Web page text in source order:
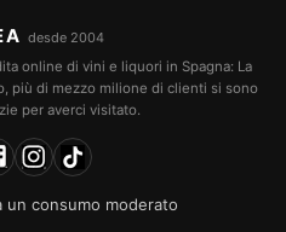
desde 2004
online di vini e liquori in Spagna: La
più di mezzo milione di clienti si sono
per averci visitato.
un consumo moderato